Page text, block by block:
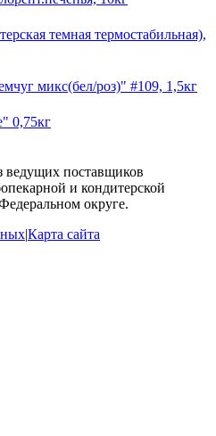
темная термостабильная),
микс(бел/роз)" #109, 1,5кг
0,75кг
поставщиков
и кондитерской
округе.
|Карта сайта